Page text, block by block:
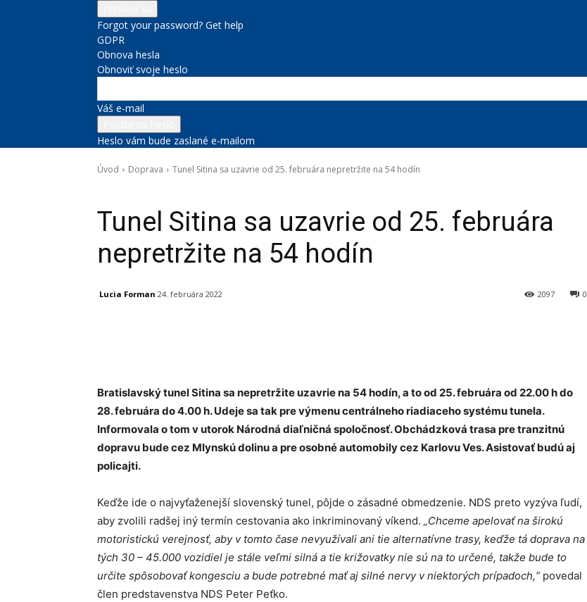
Forgot your password? Get help
GDPR
Obnova hesla
Obnoviť svoje heslo
Váš e-mail
Heslo vám bude zaslané e-mailom
Úvod Doprava Tunel Sitina sa uzavrie od 25. februára nepretržite na 54 hodín
Tunel Sitina sa uzavrie od 25. februára
nepretržite na 54 hodín
Lucia Forman 24. februára 2022 0
2097
Bratislavský tunel Sitina sa nepretržite uzavrie na 54 hodín, a to od 25. februára od 22.00 h do
28. februára do 4.00 h. Udeje sa tak pre výmenu centrálneho riadiaceho systému tunela.
Informovala o tom v utorok Národná diaľničná spoločnosť. Obchádzková trasa pre tranzitnú
dopravu bude cez Mlynskú dolinu a pre osobné automobily cez Karlovu Ves. Asistovať budú aj
policajti.
Keďže ide o najvyťaženejší slovenský tunel, pôjde o zásadné obmedzenie. NDS preto vyzýva ľudí,
aby zvolili radšej iný termín cestovania ako inkriminovaný víkend. „Chceme apelovať na širokú
motoristickú verejnosť, aby v tomto čase nevyužívali ani tie alternatívne trasy, keďže tá doprava na
tých 30 – 45.000 vozidiel je stále veľmi silná a tie križovatky nie sú na to určené, takže bude to
určite spôsobovať kongesciu a bude potrebné mať aj silné nervy v niektorých prípadoch,“ povedal
člen predstavenstva NDS Peter Peťko.